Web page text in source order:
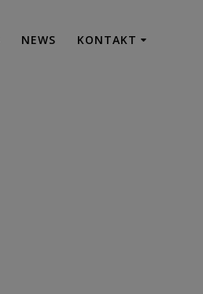
NEWS KONTAKT